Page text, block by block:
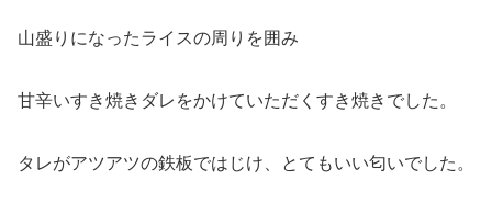
山盛りになったライスの周りを囲み
甘辛いすき焼きダレをかけていただくすき焼きでした。
タレがアツアツの鉄板ではじけ、とてもいい匂いでした。